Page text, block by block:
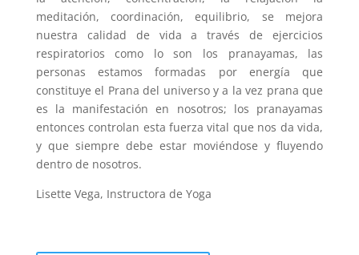
meditación, coordinación, equilibrio, se mejora
nuestra calidad de vida a través de ejercicios
respiratorios como lo son los pranayamas, las
personas estamos formadas por energía que
constituye el Prana del universo y a la vez prana que
es la manifestación en nosotros; los pranayamas
entonces controlan esta fuerza vital que nos da vida,
y que siempre debe estar moviéndose y fluyendo
dentro de nosotros.
Lisette Vega, Instructora de Yoga